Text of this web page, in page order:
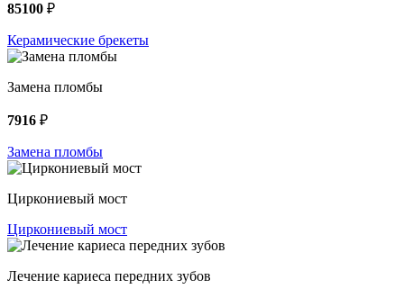
85100 ₽
Керамические брекеты
Замена пломбы
7916 ₽
Замена пломбы
Циркониевый мост
Циркониевый мост
Лечение кариеса передних зубов